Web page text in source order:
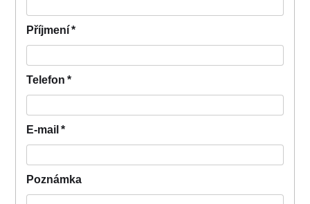
Příjmení*
Telefon *
E-mail *
Poznámka